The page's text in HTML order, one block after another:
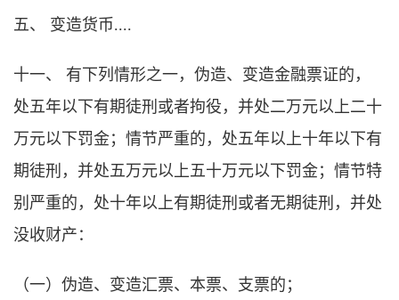
五、 变造货币....
十一、 有下列情形之一，伪造、变造金融票证的，
处五年以下有期徒刑或者拘役，并处二万元以上二十
万元以下罚金；情节严重的，处五年以上十年以下有
期徒刑，并处五万元以上五十万元以下罚金；情节特
别严重的，处十年以上有期徒刑或者无期徒刑，并处
没收财产：
（一）伪造、变造汇票、本票、支票的；